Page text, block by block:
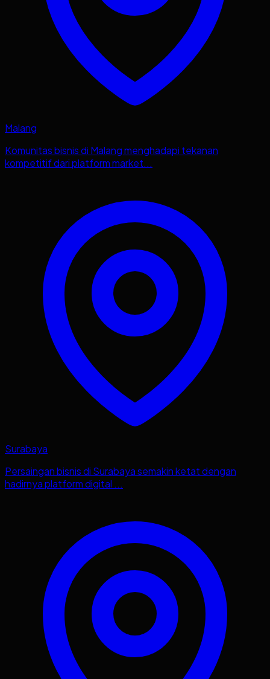
Malang
Komunitas bisnis di Malang menghadapi tekanan
kompetitif dari platform market...
Surabaya
Persaingan bisnis di Surabaya semakin ketat dengan
hadirnya platform digital ...